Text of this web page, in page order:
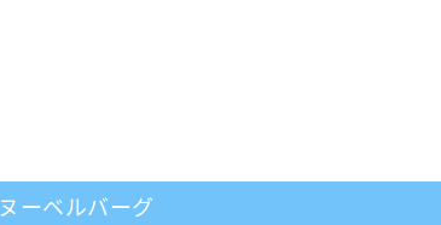
ヌーベルバーグ